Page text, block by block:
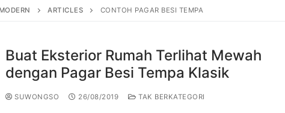
ARTICLES CONTOH PAGAR BESI TEMPA
Buat Eksterior Rumah Terlihat Mewah
dengan Pagar Besi Tempa Klasik
SUWONGSO 26/08/2019 TAK BERKATEGORI